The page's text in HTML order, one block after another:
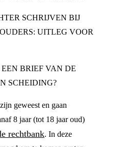
SCHRIJVEN BIJ
UITLEG VOOR
BRIEF VAN DE
SCHEIDING?
geweest en gaan
8 jaar (tot 18 jaar oud)
rechtbank. In deze